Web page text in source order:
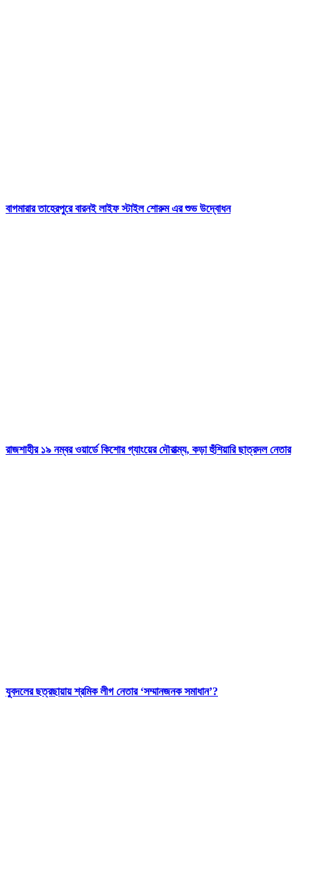
বাগমারার তাহেরপুরে বারনই লাইফ স্টাইল শোরুম এর শুভ উদ্বোধন
রাজশাহীর ১৯ নম্বর ওয়ার্ডে কিশোর গ্যাংয়ের দৌরাত্ম্য, কড়া হুঁশিয়ারি ছাত্রদল নেতার
যুবদলের ছত্রছায়ায় শ্রমিক লীগ নেতার ‘সম্মানজনক সমাধান’?